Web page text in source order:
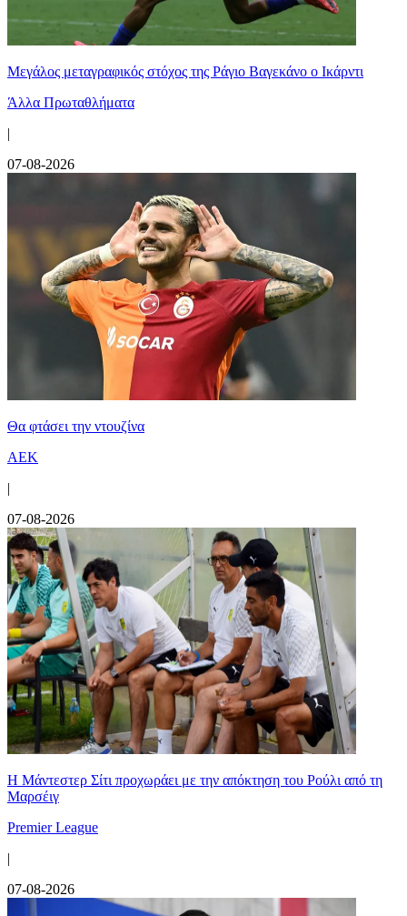
Μεγάλος μεταγραφικός στόχος της Ράγιο Βαγεκάνο ο Ικάρντι
Άλλα Πρωταθλήματα
|
07-08-2026
Θα φτάσει την ντουζίνα
ΑΕΚ
|
07-08-2026
Η Μάντεστερ Σίτι προχωράει με την απόκτηση του Ρούλι από τη
Μαρσέιγ
Premier League
|
07-08-2026